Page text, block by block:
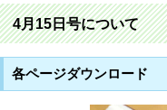
4月15日号について
各ページダウンロード